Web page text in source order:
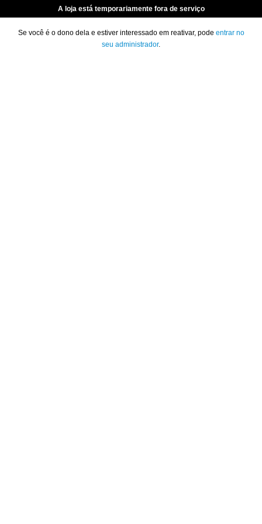
A loja está temporariamente fora de serviço
Se você é o dono dela e estiver interessado em reativar, pode entrar no
seu administrador.